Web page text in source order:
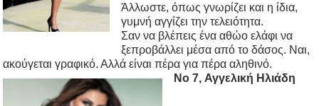
Άλλωστε, όπως γνωρίζει και η ίδια,
γυμνή αγγίζει την τελειότητα.
Σαν να βλέπεις ένα αθώο ελάφι να
ξεπροβάλλει μέσα από το δάσος. Ναι,
ακούγεται γραφικό. Αλλά είναι πέρα για πέρα αληθινό.
No 7, Αγγελική Ηλιάδη